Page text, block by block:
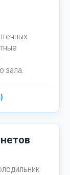
зала.